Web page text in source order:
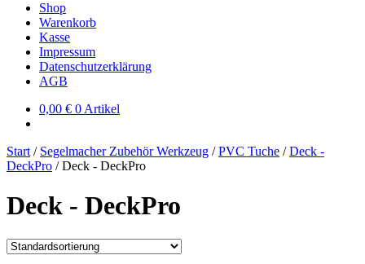
Shop
Warenkorb
Kasse
Impressum
Datenschutzerklärung
AGB
0,00 € 0 Artikel
Start / Segelmacher Zubehör Werkzeug /PVC Tuche /Deck -
DeckPro /Deck - DeckPro
Deck - DeckPro